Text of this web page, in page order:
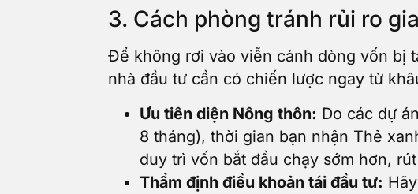
3. Cách phòng tránh rủi ro
Để không rơi vào viễn cảnh dòng vốn bị
nhà đầu tư cần có chiến lược ngay từ
Ưu tiên diện Nông thôn: Do các dự
8 tháng), thời gian bạn nhận Thẻ
duy trì vốn bắt đầu chạy sớm hơn,
Thẩm định điều khoản tái đầu tư: